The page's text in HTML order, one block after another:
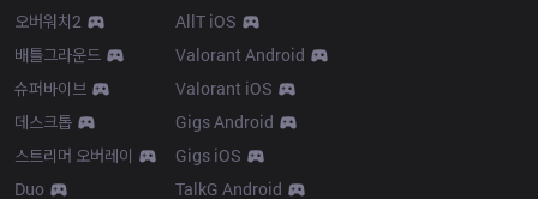
오버워치2
배틀그라운드
슈퍼바이브
데스크톱
스트리머 오버레이
Duo
AllT iOS
Valorant Android
Valorant iOS
Gigs Android
Gigs iOS
TalkG Android